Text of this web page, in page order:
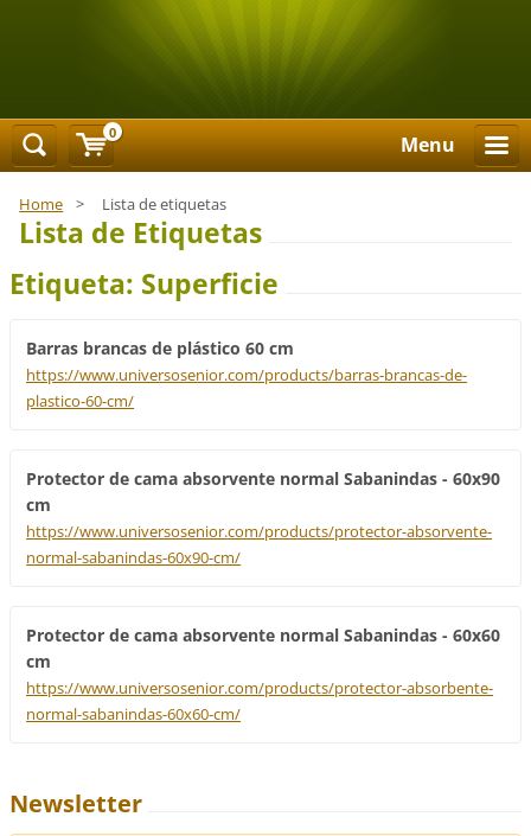
Menu
Home > Lista de etiquetas
Lista de Etiquetas
Etiqueta: Superficie
Barras brancas de plástico 60 cm
https://www.universosenior.com/products/barras-brancas-de-
plastico-60-cm/
Protector de cama absorvente normal Sabanindas - 60x90
cm
https://www.universosenior.com/products/protector-absorvente-
normal-sabanindas-60x90-cm/
Protector de cama absorvente normal Sabanindas - 60x60
cm
https://www.universosenior.com/products/protector-absorbente-
normal-sabanindas-60x60-cm/
Newsletter
0